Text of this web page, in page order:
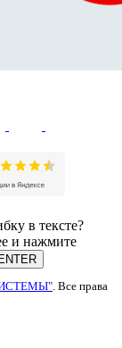
в тексте?
и нажмите
ENTER
. Все права